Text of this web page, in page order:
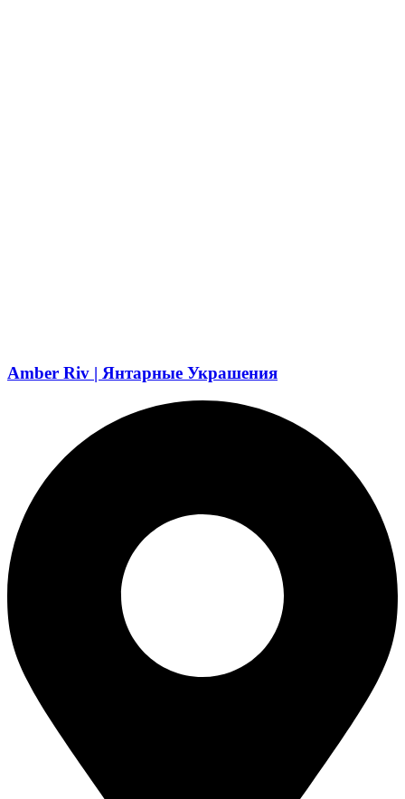
Amber Riv | Янтарные Украшения